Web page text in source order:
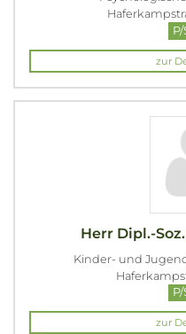
P/
zur
Herr Dipl.-
Kinder- und
P/
zur